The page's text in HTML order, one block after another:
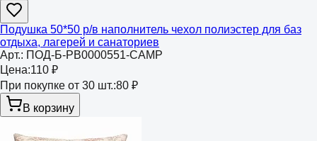
Подушка 50*50 р/в наполнитель чехол полиэстер для баз
отдыха, лагерей и санаториев
Арт.: ПОД-Б-РВ0000551-CAMP
Цена:110 ₽
При покупке от 30 шт.:80 ₽
В корзину